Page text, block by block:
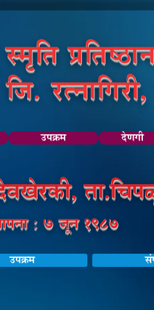
रत्नागिरी,
देणगी
उपक्रम
: 7 जून 1987
उपक्रम